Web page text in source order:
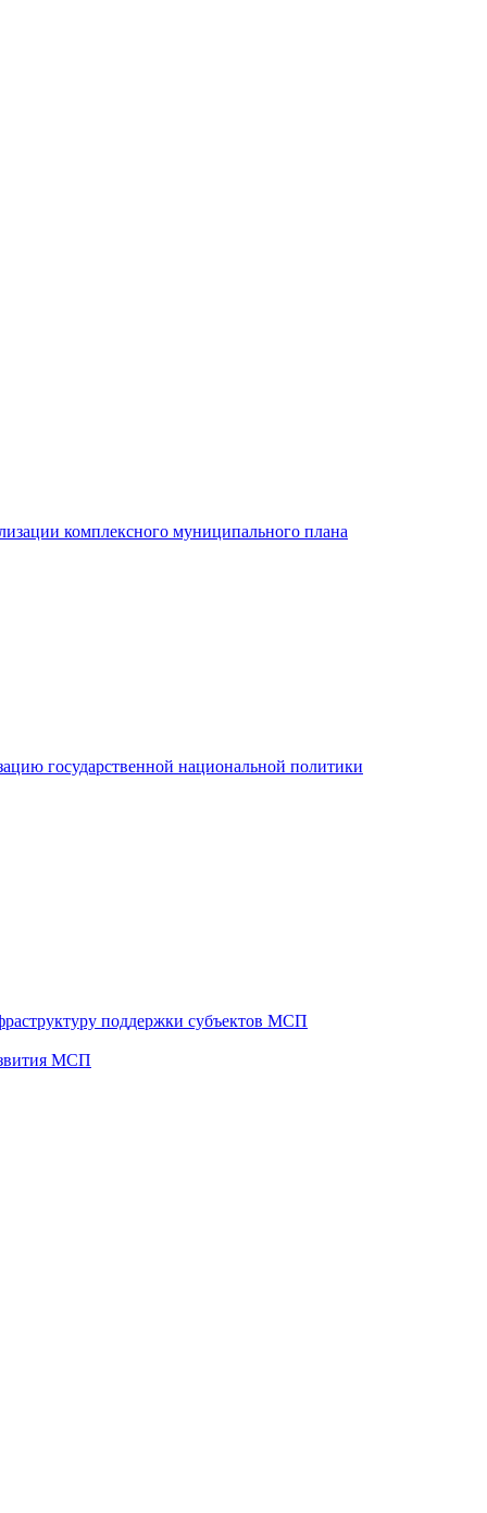
комплексного муниципального плана
государственной национальной политики
поддержки субъектов МСП
МСП